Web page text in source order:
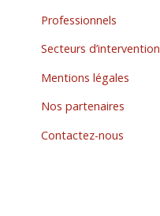
Professionnels
Secteurs d’intervention
Mentions légales
Nos partenaires
Contactez-nous